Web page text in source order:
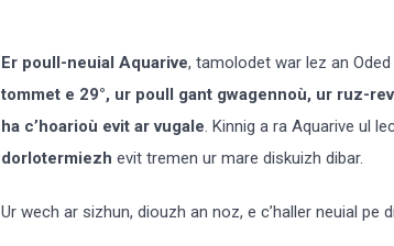
Er poull-neuial Aquarive, tamolodet war lez an Oded
tommet e 29°, ur poull gant gwagennoù, ur ruz-
ha c’hoarioù evit ar vugale. Kinnig a ra Aquarive ul
dorlotermiezh evit tremen ur mare diskuizh dibar.
Ur wech ar sizhun, diouzh an noz, e c’haller neuial pe